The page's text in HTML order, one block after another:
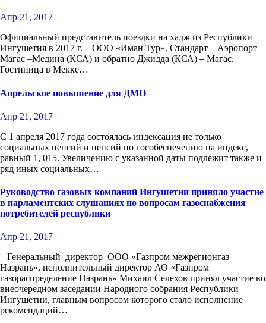
Апр 21, 2017
Официальный представитель поездки на хадж из Республики
Ингушетия в 2017 г. – ООО «Иман Тур». Стандарт – Аэропорт
Магас –Медина (КСА) и обратно Джидда (КСА) – Магас.
Гостиница в Мекке…
Апрельское повышение для ДМО
Апр 21, 2017
С 1 апреля 2017 года состоялась индексация не только
социальных пенсий и пенсий по гособеспечению на индекс,
равный 1, 015. Увеличению с указанной даты подлежит также и
ряд иных социальных…
Руководство газовых компаний Ингушетии приняло участие
в парламентских слушаниях по вопросам газоснабжения
потребителей республики
Апр 21, 2017
Генеральный директор ООО «Газпром межрегионгаз
Назрань», исполнительный директор АО «Газпром
газораспределение Назрань» Михаил Селехов принял участие во
внеочередном заседании Народного собрания Республики
Ингушетии, главным вопросом которого стало исполнение
рекомендаций…